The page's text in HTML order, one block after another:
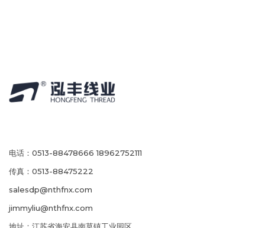
电话：0513-88478666 18962752111
传真：0513-88475222
salesdp@nthfnx.com
jimmyliu@nthfnx.com
地址：江苏省海安县南莫镇工业园区